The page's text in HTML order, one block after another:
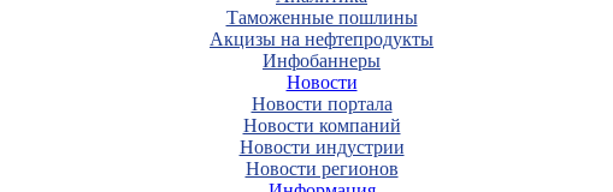
Таможенные пошлины
Акцизы на нефтепродукты
Инфобаннеры
Новости
Новости портала
Новости компаний
Новости индустрии
Новости регионов